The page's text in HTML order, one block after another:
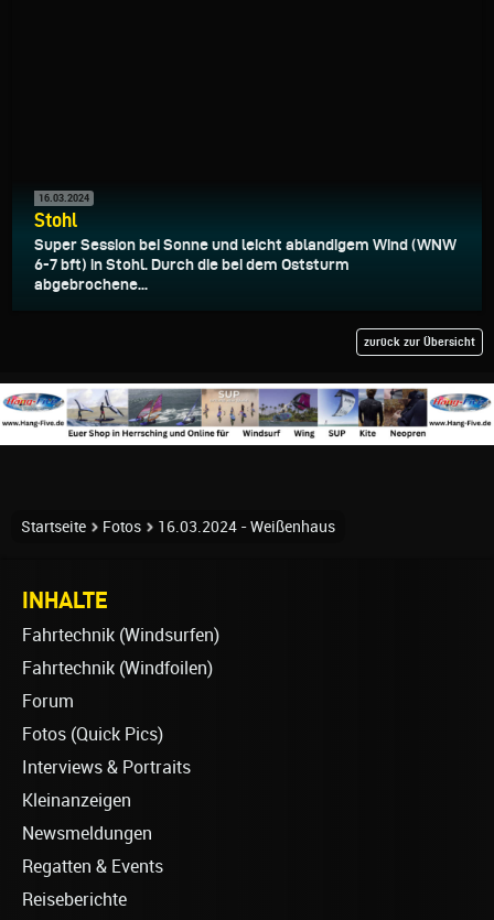
16.03.2024
Stohl
Super Session bei Sonne und leicht ablandigem Wind (WNW
6-7 bft) in Stohl. Durch die bei dem Oststurm
abgebrochene...
zurück zur Übersicht
Startseite Fotos 16.03.2024 - Weißenhaus
INHALTE
Fahrtechnik (Windsurfen)
Fahrtechnik (Windfoilen)
Forum
Fotos (Quick Pics)
Interviews & Portraits
Kleinanzeigen
Newsmeldungen
Regatten & Events
Reiseberichte